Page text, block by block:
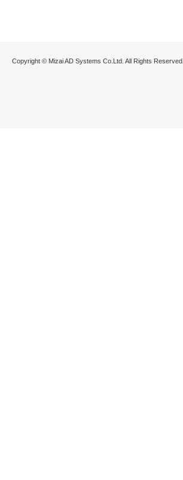
Copyright © Mizai AD Systems Co.Ltd. All Rights Reserved.